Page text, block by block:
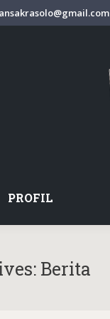
PROFIL
Berita